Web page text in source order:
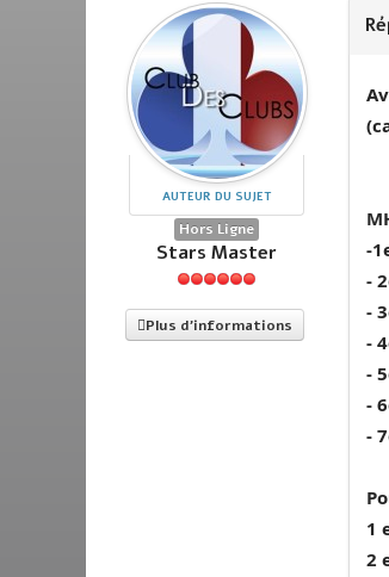
AUTEUR DU SUJET
Hors Ligne
Stars Master
Plus d'informations
-
-
-
-
-
-
-
1
2